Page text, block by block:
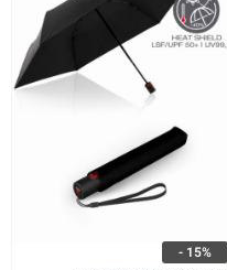
₪500.
₪425.
15% -